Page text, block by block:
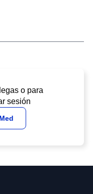
o para
sesión